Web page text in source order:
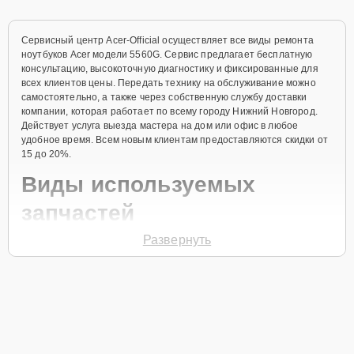
Сервисный центр Acer-Official осуществляет все виды ремонта
ноутбуков Acer модели 5560G. Сервис предлагает бесплатную
консультацию, высокоточную диагностику и фиксированные для
всех клиентов цены. Передать технику на обслуживание можно
самостоятельно, а также через собственную службу доставки
компании, которая работает по всему городу Нижний Новгород.
Действует услуга выезда мастера на дом или офис в любое
удобное время. Всем новым клиентам предоставляются скидки от
15 до 20%.
Виды используемых
запчастей
Для ремонта ноутбука модели 5560G предлагаются как
Развернуть